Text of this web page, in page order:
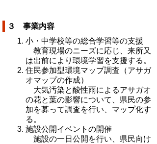
３ 事業内容
小・中学校等の総合学習等の支援
教育現場のニーズに応じ、来所又
は出前により環境学習を支援する。
住民参加型環境マップ調査（アサガ
オマップの作成）
大気汚染と酸性雨によるアサガオ
の花と葉の影響について、県民の参
加を募って調査を行い、マップ化す
る。
施設公開イベントの開催
施設の一日公開を行い、県民向け